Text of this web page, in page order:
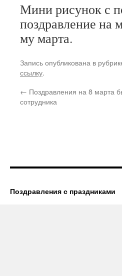
Мини рисунок с
поздравление на
му марта.
Запись опубликована в
ссылку.
← Поздравления на 8 марта
сотрудника
Поздравления с праздниками